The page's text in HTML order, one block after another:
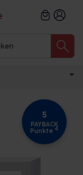
5
PAYBACK
Punkte 4